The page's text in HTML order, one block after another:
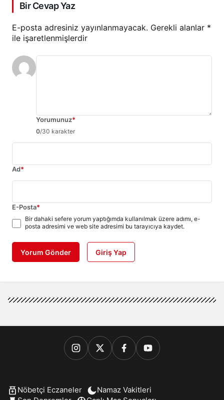
Bir Cevap Yaz
E-posta adresiniz yayınlanmayacak. Gerekli alanlar *
ile işaretlenmişlerdir
Yorumunuz*
0/30 karakter
Ad*
E-Posta*
Bir dahaki sefere yorum yaptığımda kullanılmak üzere adımı, e-
posta adresimi ve web site adresimi bu tarayıcıya kaydet.
Yorum Gönder Giriş Yap
Nöbetçi Eczaneler
Namaz Vakitleri